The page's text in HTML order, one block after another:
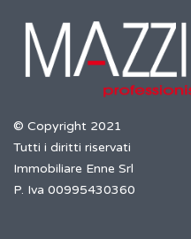
© Copyright 2021
Tutti i diritti riservati
Immobiliare Enne Srl
P. Iva 00995430360